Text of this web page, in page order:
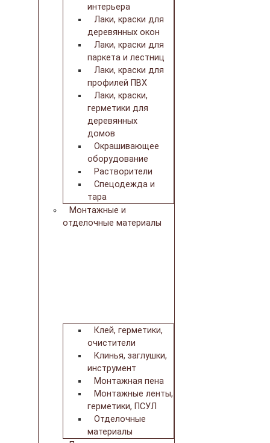
интерьера
Лаки, краски для
деревянных окон
Лаки, краски для
паркета и лестниц
Лаки, краски для
профилей ПВХ
Лаки, краски,
герметики для
деревянных
домов
Окрашивающее
оборудование
Растворители
Спецодежда и
тара
Монтажные и
отделочные материалы
Клей, герметики,
очистители
Клинья, заглушки,
инструмент
Монтажная пена
Монтажные ленты,
герметики, ПСУЛ
Отделочные
материалы